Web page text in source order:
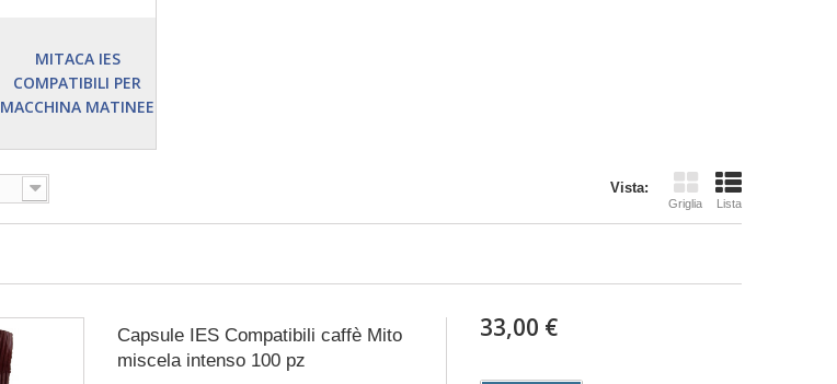
MITACA IES
COMPATIBILI PER
MACCHINA MATINEE
Vista:
Griglia Lista
Capsule IES Compatibili caffè Mito
miscela intenso 100 pz
33,00 €